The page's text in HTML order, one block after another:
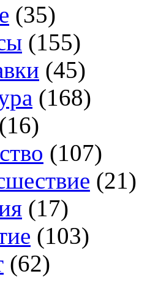
(35)
(155)
(45)
(168)
(16)
(107)
(21)
(17)
(103)
(62)